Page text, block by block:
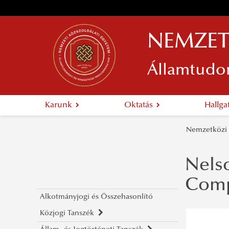
Karunk Oktatás
Nemzetközi
Alkotmányjogi és Összehasonlító
Közjogi Tanszék